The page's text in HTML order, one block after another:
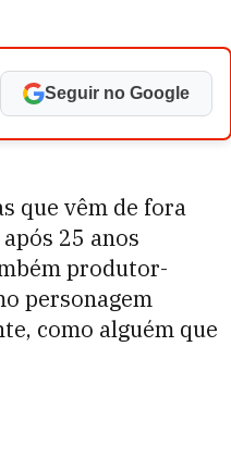
Seguir no Google
que vêm de fora
25 anos
produtor-
personagem
como alguém que